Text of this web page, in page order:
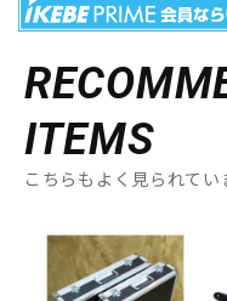
ITEMS
こちらもよく見られてい